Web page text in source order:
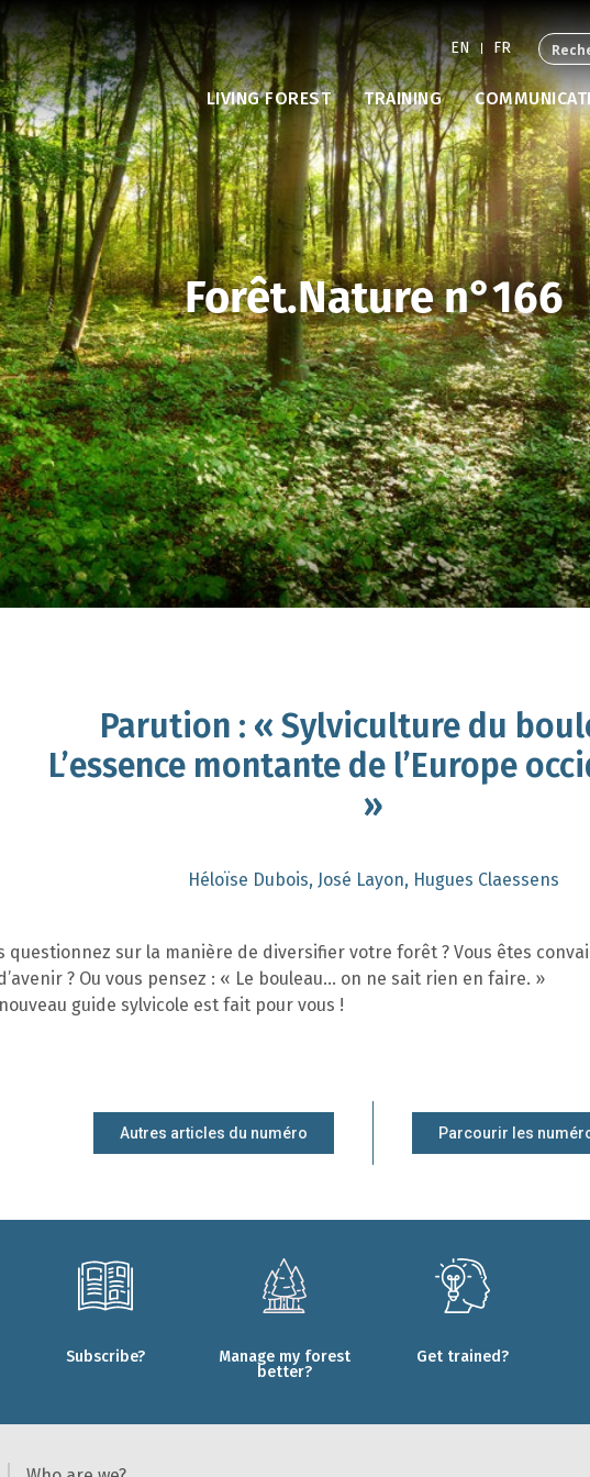
EN FR
LIVING FOREST TRAINING
Forêt.Nature n°166
Parution : « Sylviculture du
L’essence montante de l’Europe
»
Héloïse Dubois, José Layon, Hugues Claessens
questionnez sur la manière de diversifier votre forêt ? Vous êtes
? Ou vous pensez : « Le bouleau… on ne sait rien en faire. »
guide sylvicole est fait pour vous !
Autres articles du numéro Parcourir les
Subscribe?
Manage my forest
better?
Get trained?